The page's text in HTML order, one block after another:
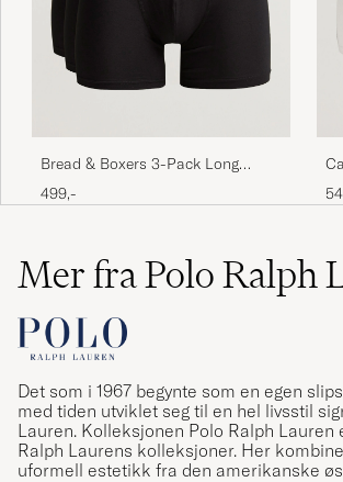
Dårlig service man ikke kan
forsegling på æsken. Her handler
mere.
RIKKE M KJØPTE PÅ CAREOFCARL.DK
Rask levering. Meget behagelige
MAGNE M
Sønnen min er kjempe fornøyd 😊
MICHELLO H KJØPTE PÅ
Bread & Boxers 3-Pack Long
Boxer Brief Black
499,-
Mer fra Polo Ralph
Det som i 1967 begynte som en egen
med tiden utviklet seg til en hel livsstil
Lauren. Kolleksjonen Polo Ralph Lauren
Ralph Laurens kolleksjoner. Her
uformell estetikk fra den amerikanske